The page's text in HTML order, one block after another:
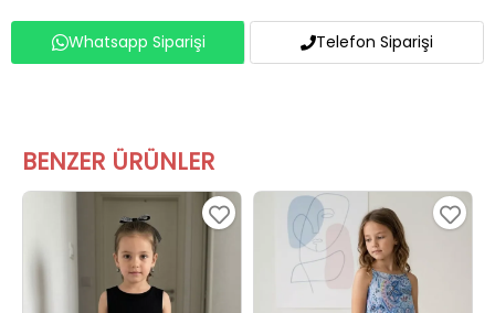
Whatsapp Siparişi Telefon Siparişi
BENZER ÜRÜNLER